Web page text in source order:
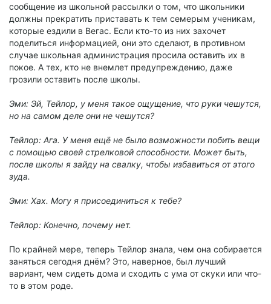
сообщение из школьной рассылки о том, что школьники
должны прекратить приставать к тем семерым ученикам,
которые ездили в Вегас. Если кто-то из них захочет
поделиться информацией, они это сделают, в противном
случае школьная администрация просила оставить их в
покое. А тех, кто не внемлет предупреждению, даже
грозили оставить после школы.
Эми: Эй, Тейлор, у меня такое ощущение, что руки чешутся,
но на самом деле они не чешутся?
Тейлор: Ага. У меня ещё не было возможности побить вещи
с помощью своей стрелковой способности. Может быть,
после школы я зайду на свалку, чтобы избавиться от этого
зуда.
Эми: Хах. Могу я присоединиться к тебе?
Тейлор: Конечно, почему нет.
По крайней мере, теперь Тейлор знала, чем она собирается
заняться сегодня днём? Это, наверное, был лучший
вариант, чем сидеть дома и сходить с ума от скуки или что-
то в этом роде.